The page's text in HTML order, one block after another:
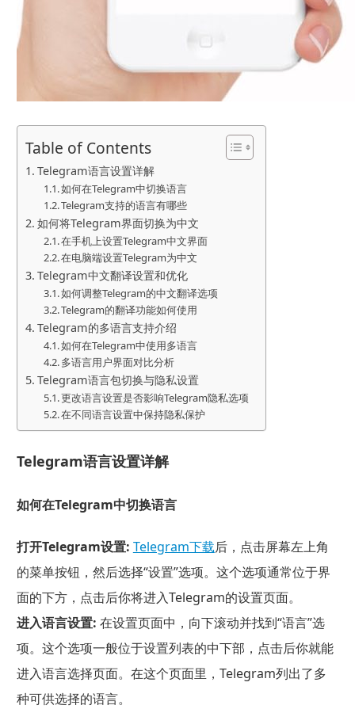
Table of Contents
Telegram语言设置详解
如何在Telegram中切换语言
Telegram支持的语言有哪些
如何将Telegram界面切换为中文
在手机上设置Telegram中文界面
在电脑端设置Telegram为中文
Telegram中文翻译设置和优化
如何调整Telegram的中文翻译选项
Telegram的翻译功能如何使用
Telegram的多语言支持介绍
如何在Telegram中使用多语言
多语言用户界面对比分析
Telegram语言包切换与隐私设置
更改语言设置是否影响Telegram隐私选项
在不同语言设置中保持隐私保护
Telegram语言设置详解
如何在Telegram中切换语言
打开Telegram设置: Telegram下载后，点击屏幕左上角
的菜单按钮，然后选择“设置”选项。这个选项通常位于界
面的下方，点击后你将进入Telegram的设置页面。
进入语言设置: 在设置页面中，向下滚动并找到“语言”选
项。这个选项一般位于设置列表的中下部，点击后你就能
进入语言选择页面。在这个页面里，Telegram列出了多
种可供选择的语言。